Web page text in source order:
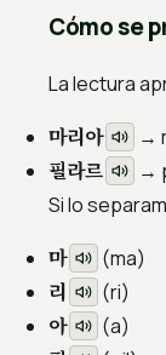
Cómo se
La lectura
마리아 →
필라르 →
Si lo
마 (ma)
리 (ri)
아 (a)